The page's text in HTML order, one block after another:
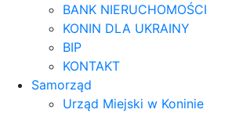
BANK NIERUCHOMOŚCI
KONIN DLA UKRAINY
BIP
KONTAKT
Samorząd
Urząd Miejski w Koninie